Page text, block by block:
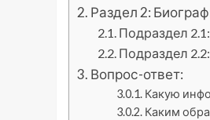
Раздел 2:
Подраздел
Подраздел
Вопрос-ответ:
Какую
Каким